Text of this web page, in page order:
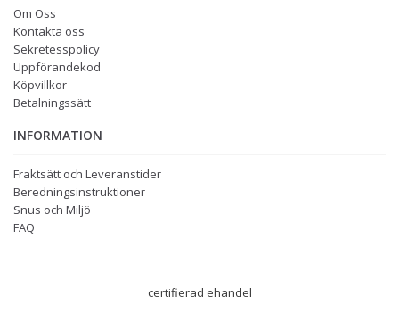
Om Oss
Kontakta oss
Sekretesspolicy
Uppförandekod
Köpvillkor
Betalningssätt
INFORMATION
Fraktsätt och Leveranstider
Beredningsinstruktioner
Snus och Miljö
FAQ
certifierad ehandel